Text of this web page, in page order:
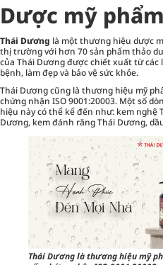
Dược mỹ
Thái Dương là một thương hiệu dược
thị trường với hơn 70 sản phẩm thảo
của Thái Dương được chiết xuất từ các
bệnh, làm đẹp và bảo vệ sức khỏe.
Thái Dương cũng là thương hiệu mỹ
chứng nhận ISO 9001:20003. Một số
hiệu này có thể kể đến như: kem nghệ
Dương, kem đánh răng Thái Dương,
Thái Dương là thương hiệu mỹ